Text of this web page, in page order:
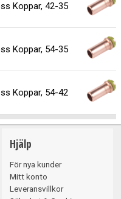
Koppar, 42-35
Koppar, 54-35
Koppar, 54-42
Hjälp
För nya kunder
Mitt konto
Leveransvillkor